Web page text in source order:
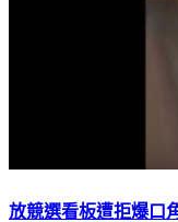
放競選看板遭拒爆口